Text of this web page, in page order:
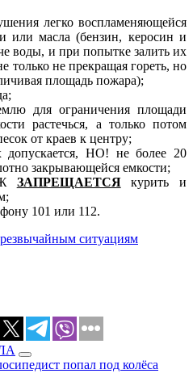
легко воспламеняющейся
или масла (бензин, керосин и
воды, и при попытке залить их
только не прекращая гореть, но
площадь пожара);
для ограничения площади
растечься, а только потом
от краев к центру;
НО! не более 20
закрывающейся емкости;
ЗАПРЕЩАЕТСЯкурить и
101 или 112.
ситуациям